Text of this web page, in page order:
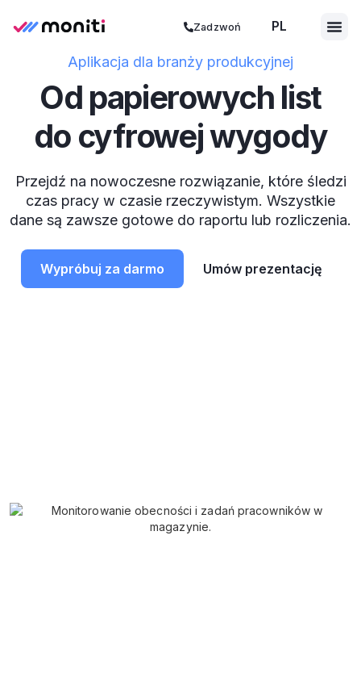
Zadzwoń PL
ES
Aplikacja dla branży produkcyjnej
Od papierowych list
do cyfrowej wygody
Przejdź na nowoczesne rozwiązanie, które śledzi
czas pracy w czasie rzeczywistym. Wszystkie
dane są zawsze gotowe do raportu lub rozliczenia.
Wypróbuj za darmo Umów prezentację